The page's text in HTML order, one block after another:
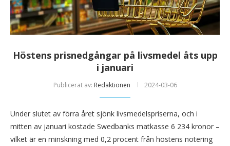
Höstens prisnedgångar på livsmedel åts upp
i januari
Publicerat av: Redaktionen 2024-03-06
Under slutet av förra året sjönk livsmedelspriserna, och i
mitten av januari kostade Swedbanks matkasse 6 234 kronor –
vilket är en minskning med 0,2 procent från höstens notering